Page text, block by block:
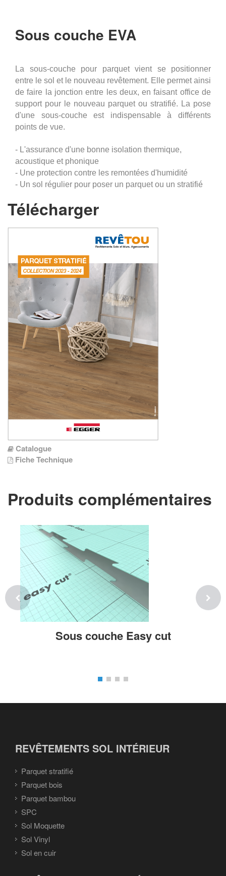
Sous couche EVA
La sous-couche pour parquet vient se positionner
entre le sol et le nouveau revêtement. Elle permet ainsi
de faire la jonction entre les deux, en faisant office de
support pour le nouveau parquet ou stratifié. La pose
d'une sous-couche est indispensable à différents
points de vue.
- L'assurance d'une bonne isolation thermique,
acoustique et phonique
- Une protection contre les remontées d'humidité
- Un sol régulier pour poser un parquet ou un stratifié
Télécharger
Catalogue
Fiche Technique
Produits complémentaires
Sous couche Easy cut
REVÊTEMENTS SOL INTÉRIEUR
Parquet stratifié
Parquet bois
Parquet bambou
SPC
Sol Moquette
Sol Vinyl
Sol en cuir